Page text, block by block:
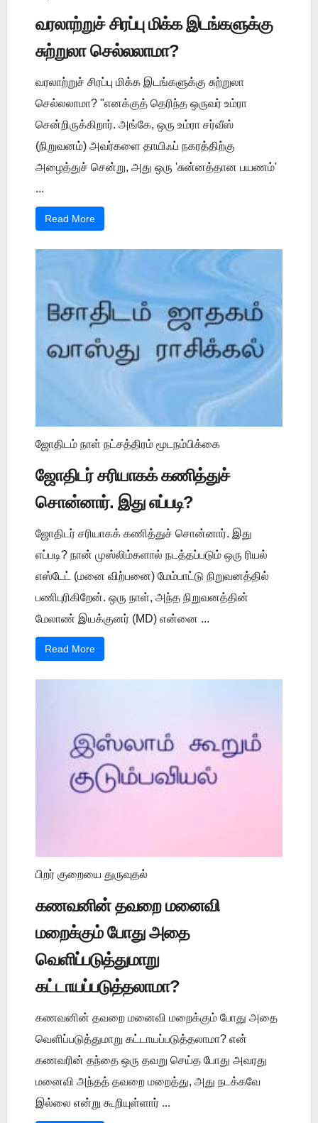
வரலாற்றுச் சிரப்பு மிக்க இடங்களுக்கு
சுற்றுலா செல்லலாமா?
வரலாற்றுச் சிரப்பு மிக்க இடங்களுக்கு சுற்றுலா
செல்லலாமா? "எனக்குத் தெரிந்த ஒருவர் உம்ரா
சென்றிருக்கிறார். அங்கே, ஒரு உம்ரா சர்வீஸ்
(நிறுவனம்) அவர்களை தாயிஃப் நகரத்திற்கு
அழைத்துச் சென்று, அது ஒரு 'சுன்னத்தான பயணம்'
...
Read More
ஜோதிடம் நாள் நட்சத்திரம் மூடநம்பிக்கை
ஜோதிடர் சரியாகக் கணித்துச்
சொன்னார். இது எப்படி?
ஜோதிடர் சரியாகக் கணித்துச் சொன்னார். இது
எப்படி? நான் முஸ்லிம்களால் நடத்தப்படும் ஒரு ரியல்
எஸ்டேட் (மனை விற்பனை) மேம்பாட்டு நிறுவனத்தில்
பணிபுரிகிறேன். ஒரு நாள், அந்த நிறுவனத்தின்
மேலாண் இயக்குனர் (MD) என்னை ...
Read More
பிறர் குறையை துருவுதல்
கணவனின் தவறை மனைவி
மறைக்கும் போது அதை
வெளிப்படுத்துமாறு
கட்டாயப்படுத்தலாமா?
கணவனின் தவறை மனைவி மறைக்கும் போது அதை
வெளிப்படுத்துமாறு கட்டாயப்படுத்தலாமா? என்
கணவரின் தந்தை ஒரு தவறு செய்த போது அவரது
மனைவி அந்தத் தவறை மறைத்து, அது நடக்கவே
இல்லை என்று கூறியுள்ளார் ...